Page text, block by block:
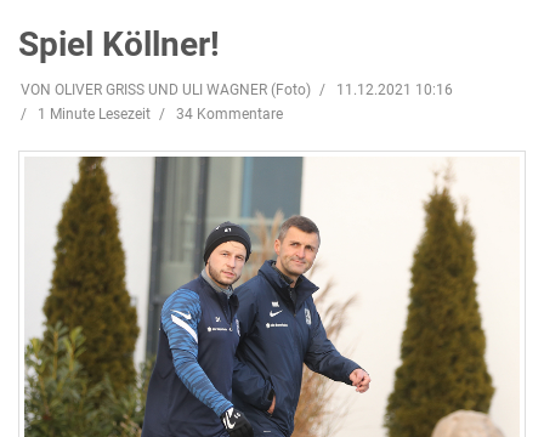
Spiel Köllner!
VON OLIVER GRISS UND ULI WAGNER (Foto)
11.12.2021 10:16
1 Minute Lesezeit
34 Kommentare